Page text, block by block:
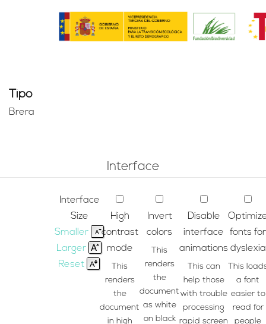
Tipo
Brera
Interface
Interface
Size
Smaller
Larger
Reset
High
contrast
mode
This
renders
the
document
in high
Invert
colors
This
renders
the
document
as white
on black
Disable
interface
animations
This can
help those
with trouble
processing
rapid screen
fonts for
dyslexia
This
a font
easier to
read for
people